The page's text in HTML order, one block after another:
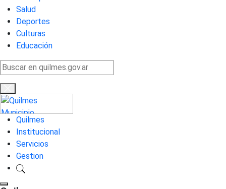
Salud
Deportes
Culturas
Educación
Quilmes
Institucional
Servicios
Gestion